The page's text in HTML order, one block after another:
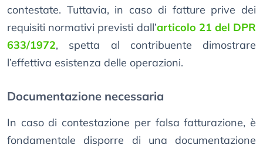
contestate. Tuttavia, in caso di fatture prive dei
requisiti normativi previsti dall’articolo 21 del DPR
633/1972, spetta al contribuente dimostrare
l’effettiva esistenza delle operazioni.
Documentazione necessaria
In caso di contestazione per falsa fatturazione, è
fondamentale disporre di una documentazione